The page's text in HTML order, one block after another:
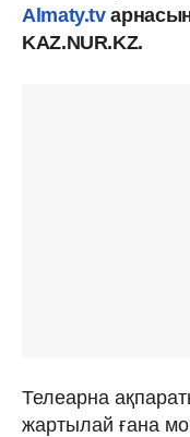
Almaty.tv
KAZ.NUR.KZ.
Телеарна
жартылай ғана